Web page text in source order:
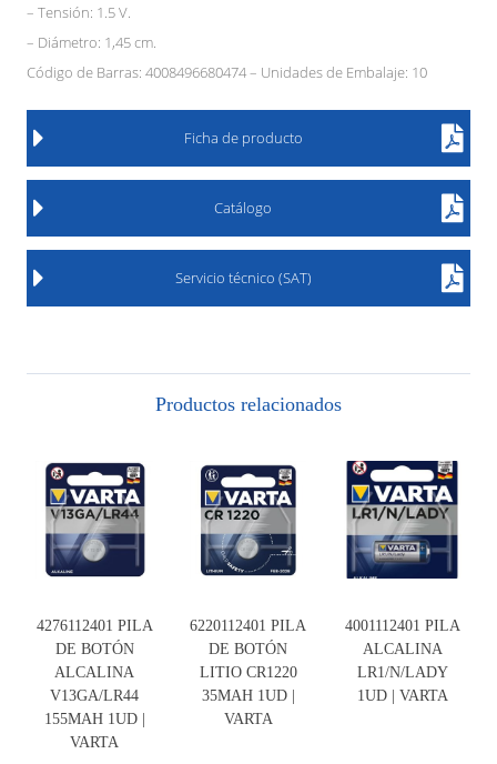
– Tensión: 1.5 V.
– Diámetro: 1,45 cm.
Código de Barras: 4008496680474 – Unidades de Embalaje: 10
Ficha de producto
Catálogo
Servicio técnico (SAT)
Productos relacionados
4276112401 PILA
DE BOTÓN
ALCALINA
V13GA/LR44
155MAH 1UD |
VARTA
6220112401 PILA
DE BOTÓN
LITIO CR1220
35MAH 1UD |
VARTA
4001112401 PILA
ALCALINA
LR1/N/LADY
1UD | VARTA